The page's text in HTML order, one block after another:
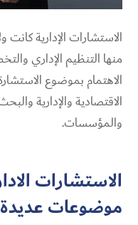
الاستشارات الإداريةكانت
منها التنظيم الإداري
الاهتمام بموضوع
الاقتصادية والإدارية
والمؤسسات.
الاستشارات
موضوعات عديدة